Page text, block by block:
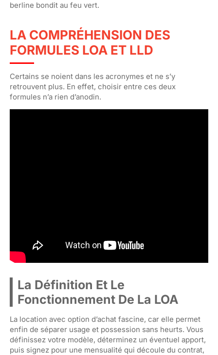
berline bondit au feu vert.
LA COMPRÉHENSION DES
FORMULES LOA ET LLD
Certains se noient dans les acronymes et ne s’y
retrouvent plus. En effet, choisir entre ces deux
formules n’a rien d’anodin.
La Définition Et Le
Fonctionnement De La LOA
La location avec option d’achat fascine, car elle permet
enfin de séparer usage et possession sans heurts. Vous
définissez votre modèle, déterminez un éventuel apport,
puis signez pour une mensualité qui découle du contrat,